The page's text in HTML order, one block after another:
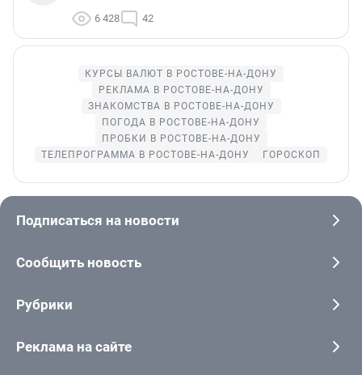
6 428 42
КУРСЫ ВАЛЮТ В РОСТОВЕ-НА-ДОНУ
РЕКЛАМА В РОСТОВЕ-НА-ДОНУ
ЗНАКОМСТВА В РОСТОВЕ-НА-ДОНУ
ПОГОДА В РОСТОВЕ-НА-ДОНУ
ПРОБКИ В РОСТОВЕ-НА-ДОНУ
ТЕЛЕПРОГРАММА В РОСТОВЕ-НА-ДОНУ
ГОРОСКОП
Подписаться на новости
Сообщить новость
Рубрики
Реклама на сайте